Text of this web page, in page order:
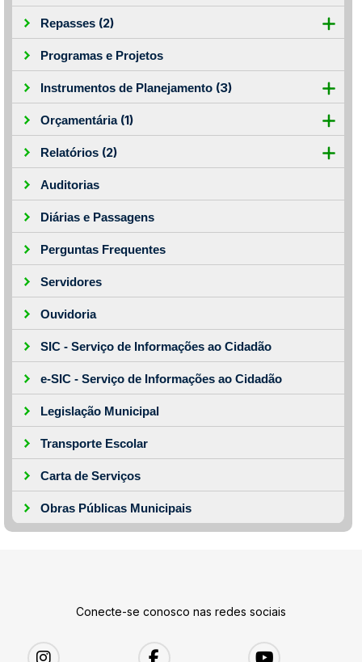
Repasses (2)
Programas e Projetos
Instrumentos de Planejamento (3)
Orçamentária (1)
Relatórios (2)
Auditorias
Diárias e Passagens
Perguntas Frequentes
Servidores
Ouvidoria
SIC - Serviço de Informações ao Cidadão
e-SIC - Serviço de Informações ao Cidadão
Legislação Municipal
Transporte Escolar
Carta de Serviços
Obras Públicas Municipais
Conecte-se conosco nas redes sociais